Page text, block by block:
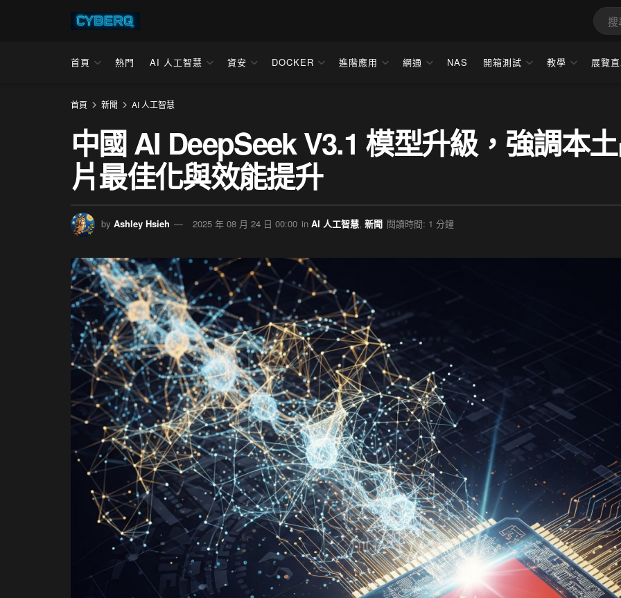
首頁 熱門 AI 人工智慧 資安 DOCKER 進階應用 網通 NAS 開箱測試 教學 展覽
首頁 新聞 AI 人工智慧
中國 AI DeepSeek V3.1 模型升級，強調本
片最佳化與效能提升
by Ashley Hsieh 2025 年 08 月 24 日 00:00 in AI 人工智慧, 新聞 閱讀時間: 1 分鐘